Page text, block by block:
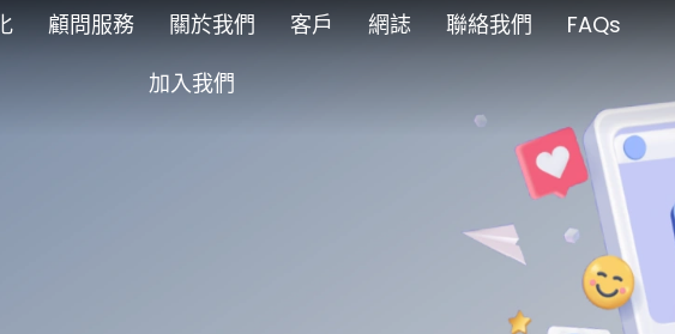
顧問服務 關於我們 客戶 網誌 聯絡我們
FAQs
加入我們